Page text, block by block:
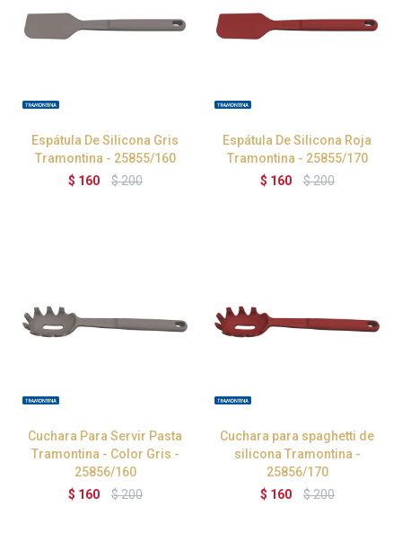
Espátula De Silicona Gris
Tramontina - 25855/160
$ 160 $200
Espátula De Silicona Roja
Tramontina - 25855/170
$ 160 $200
Cuchara Para Servir Pasta
Tramontina - Color Gris -
25856/160
$ 160 $200
Cuchara para spaghetti de
silicona Tramontina -
25856/170
$ 160 $200